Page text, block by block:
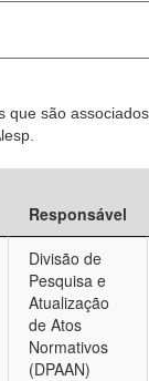
que são
Responsável
Divisão de
Pesquisa e
Atualização
de Atos
Normativos
(DPAAN)